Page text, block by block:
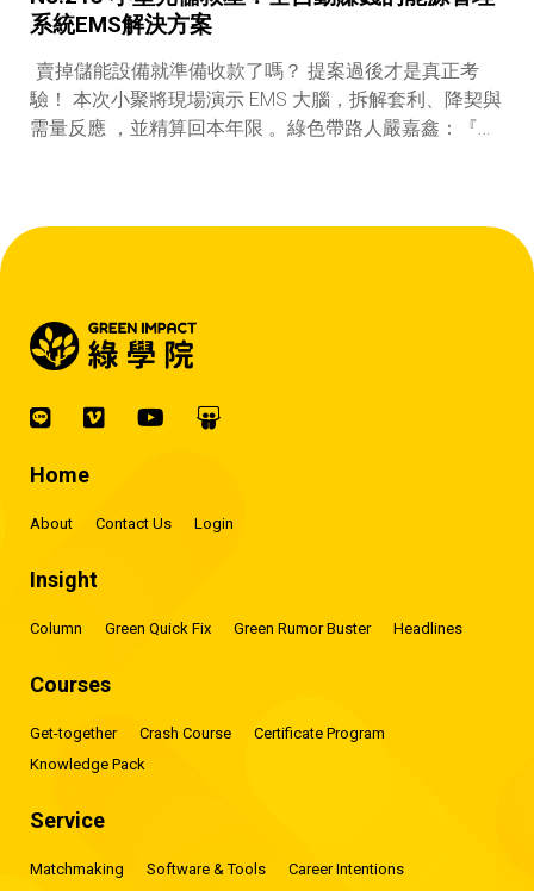
系統EMS解決方案
賣掉儲能設備就準備收款了嗎？ 提案過後才是真正考
驗！ 本次小聚將現場演示 EMS 大腦，拆解套利、降契與
需量反應 ，並精算回本年限 。綠色帶路人嚴嘉鑫：『會
Home
About Contact Us Login
Insight
Column Green Quick Fix Green Rumor Buster Headlines
Courses
Get-together Crash Course
Certificate Program
Knowledge Pack
Service
Matchmaking Software & Tools Career Intentions